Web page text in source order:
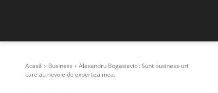
Acasă Business
Alexandru Bogasievici: Sunt business-uri
care au nevoie de expertiza mea.